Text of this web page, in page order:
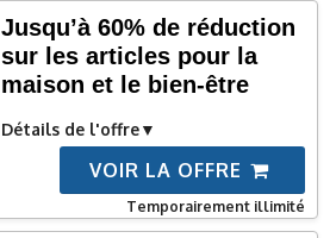
Jusqu’à 60% de réduction
sur les articles pour la
maison et le bien-être
Détails de l'offre
VOIR LA OFFRE
Temporairement illimité